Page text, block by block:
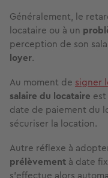
Généralement, le
locataire ou à un
perception de son
loyer.
Au moment de signer
salaire du locataire
date de paiement du
sécuriser la location.
Autre réflexe à
prélèvement à date
s’effectue alors